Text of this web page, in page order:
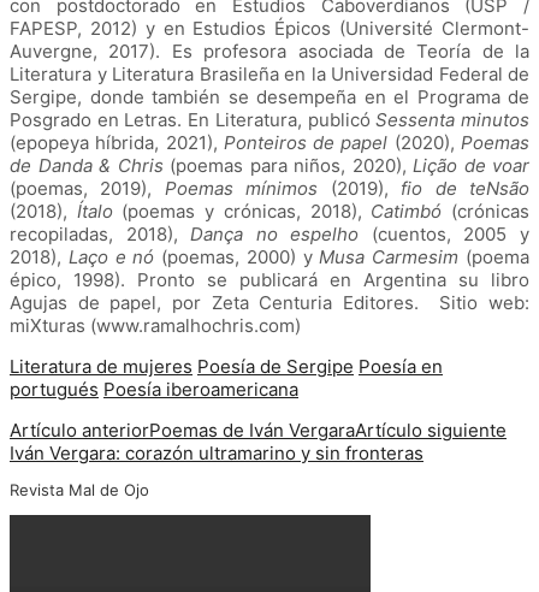
con postdoctorado en Estudios Caboverdianos (USP /
FAPESP, 2012) y en Estudios Épicos (Université Clermont-
Auvergne, 2017). Es profesora asociada de Teoría de la
Literatura y Literatura Brasileña en la Universidad Federal de
Sergipe, donde también se desempeña en el Programa de
Posgrado en Letras. En Literatura, publicóSessenta minutos
(epopeya híbrida, 2021), Ponteiros de papel (2020),Poemas
de Danda & Chris (poemas para niños, 2020), Lição de voar
(poemas, 2019), Poemas mínimos (2019), fio de teNsão
(2018), Ítalo(poemas y crónicas, 2018), Catimbó (crónicas
recopiladas, 2018),Dança no espelho (cuentos, 2005 y
2018), Laço e nó (poemas, 2000) yMusa Carmesim (poema
épico, 1998). Pronto se publicará en Argentina su libro
Agujas de papel, por Zeta Centuria Editores. Sitio web:
miXturas (www.ramalhochris.com)
Literatura de mujeres Poesía de Sergipe Poesía en
portugués Poesía iberoamericana
Artículo anteriorPoemas de Iván VergaraArtículo siguiente
Iván Vergara: corazón ultramarino y sin fronteras
Revista Mal de Ojo